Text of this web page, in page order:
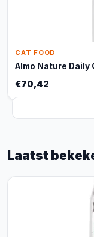
CAT FOOD
Almo Nature Daily
€70,42
Laatst